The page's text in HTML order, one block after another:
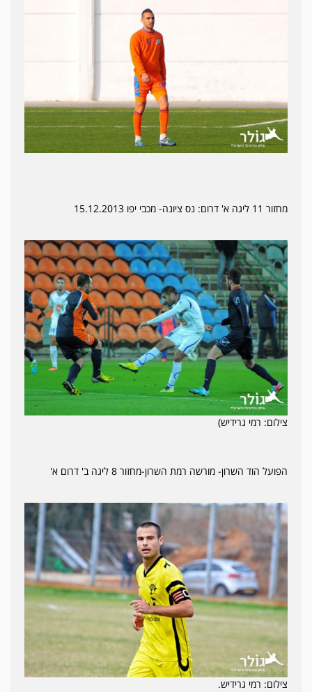
מחזור 11 ליגה א' דרום: נס ציונה- מכבי יפו 15.12.2013
צילום: רמי גרידיש)
הפועל הוד השרון- מורשה רמת השרון-מחזור 8 ליגה ב' דרום א'
צילום: רמי גרידיש.